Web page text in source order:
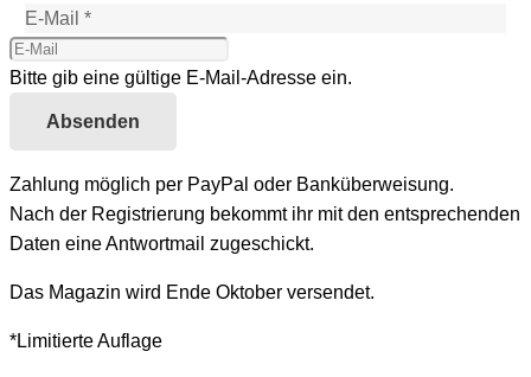
E-Mail *
Bitte gib eine gültige E-Mail-Adresse ein.
Absenden
Zahlung möglich per PayPal oder Banküberweisung.
Nach der Registrierung bekommt ihr mit den entsprechenden
Daten eine Antwortmail zugeschickt.
Das Magazin wird Ende Oktober versendet.
*Limitierte Auflage